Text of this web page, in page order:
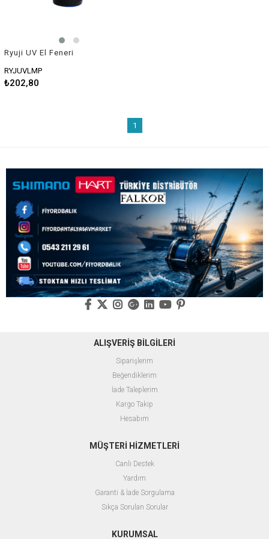
Ryuji UV El Feneri
RYJUVLMP
₺202,80
1
ALIŞVERİŞ BİLGİLERİ
Siparişlerim
Beğendiklerim
İade Taleplerim
Kargo Takip
Hesabım
MÜŞTERİ HİZMETLERİ
Canlı Destek
Yardım
Garanti & İade Sorgulama
Sıkça Sorulan Sorular
KURUMSAL